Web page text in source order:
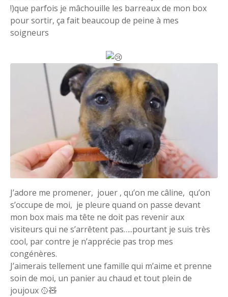
!)que parfois je mâchouille les barreaux de mon box
pour sortir, ça fait beaucoup de peine à mes
soigneurs
J’adore me promener, jouer , qu’on me câline, qu’on
s’occupe de moi, je pleure quand on passe devant
mon box mais ma tête ne doit pas revenir aux
visiteurs qui ne s’arrêtent pas…..pourtant je suis très
cool, par contre je n’apprécie pas trop mes
congénères.
J’aimerais tellement une famille qui m’aime et prenne
soin de moi, un panier au chaud et tout plein de
joujoux 🥎🧸